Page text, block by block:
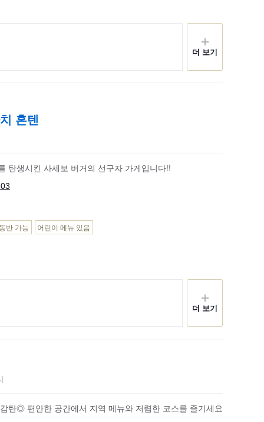
더 보기
혼텐
탄생시킨 사세보 버거의 선구자 가게입니다!!
반 가능 어린이 메뉴 있음
더 보기
탄◎ 편안한 공간에서 지역 메뉴와 저렴한 코스를 즐기세요